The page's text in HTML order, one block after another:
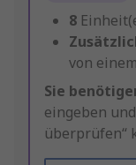
8
von
Sie
eingeben
überprüfen“